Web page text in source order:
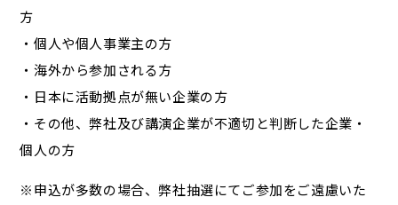
方
・個人や個人事業主の方
・海外から参加される方
・日本に活動拠点が無い企業の方
・その他、弊社及び講演企業が不適切と判断した企業・
個人の方
※申込が多数の場合、弊社抽選にてご参加をご遠慮いた